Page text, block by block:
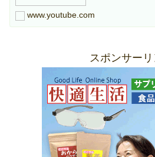
に作成していますの
www.youtube.com
スポンサーリ